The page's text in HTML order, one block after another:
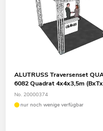
Der Artikel wird
Gurtrohr: 50 mm
Made in Europe
Einsatzmöglichkeit: Stehend
Halbkonus
M10 Gewinde
ALUTRUSS Traversenset
6082 Quadrat 4x4x3,5m
No. 20000374
nur noch wenige verfügbar